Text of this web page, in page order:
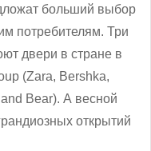
больший выбор
потребителям. Три
двери в стране в
(Zara, Bershka,
Bear). А весной
открытий